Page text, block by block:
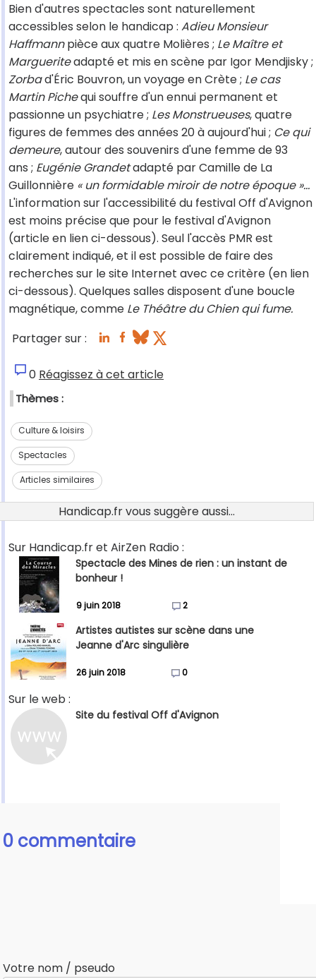
Bien d'autres spectacles sont naturellement
accessibles selon le handicap : Adieu Monsieur
Haffmannpièce aux quatre Molières ; Le Maître et
Margueriteadapté et mis en scène par Igor Mendjisky ;
Zorbad'Éric Bouvron, un voyage en Crète ; Le cas
Martin Pichequi souffre d'un ennui permanent et
passionne un psychiatre ; Les Monstrueuses, quatre
figures de femmes des années 20 à aujourd'hui ; Ce qui
demeure, autour des souvenirs d'une femme de 93
ans ; Eugénie Grandetadapté par Camille de La
Guillonnière « un formidable miroir de notre époque »…
L'information sur l'accessibilité du festival Off d'Avignon
est moins précise que pour le festival d'Avignon
(article en lien ci-dessous). Seul l'accès PMR est
clairement indiqué, et il est possible de faire des
recherches sur le site Internet avec ce critère (en lien
ci-dessous). Quelques salles disposent d'une boucle
magnétique, comme Le Théâtre du Chien qui fume.
Partager sur :
0 Réagissez à cet article
Thèmes :
Culture & loisirs
Spectacles
Articles similaires
Handicap.fr vous suggère aussi...
Sur Handicap.fr et AirZen Radio :
Spectacle des Mines de rien : un instant de
bonheur !
9 juin 2018 2
Artistes autistes sur scène dans une
Jeanne d'Arc singulière
26 juin 2018 0
Sur le web :
Site du festival Off d'Avignon
0 commentaire
Votre nom / pseudo